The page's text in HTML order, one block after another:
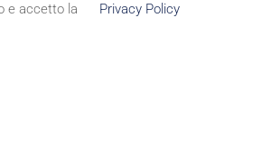
e accetto la Privacy Policy